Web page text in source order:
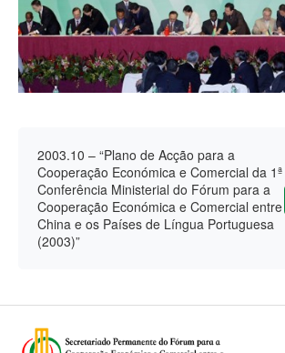
2003.10 – “Plano de Acção para a
Cooperação Económica e Comercial da 1ª
Conferência Ministerial do Fórum para a
Cooperação Económica e Comercial entre a
China e os Países de Língua Portuguesa
(2003)”